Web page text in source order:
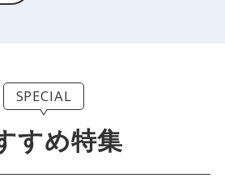
SPECIAL
すめ特集